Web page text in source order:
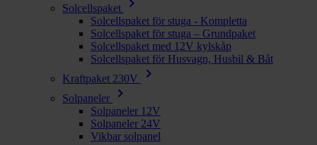
Solcellspaket
Solcellspaket för stuga - Kompletta
Solcellspaket för stuga – Grundpaket
Solcellspaket med 12V kylskåp
Solcellspaket för Husvagn, Husbil & Båt
Kraftpaket 230V
chevron_right
Solpaneler chevron_right
Solpaneler 12V
Solpaneler 24V
Vikbar solpanel